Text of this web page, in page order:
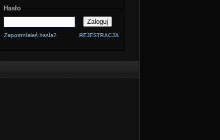
Hasło
Zapomniałeś hasła? REJESTRACJA